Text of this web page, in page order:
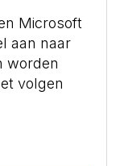
Microsoft
aan naar
worden
volgen